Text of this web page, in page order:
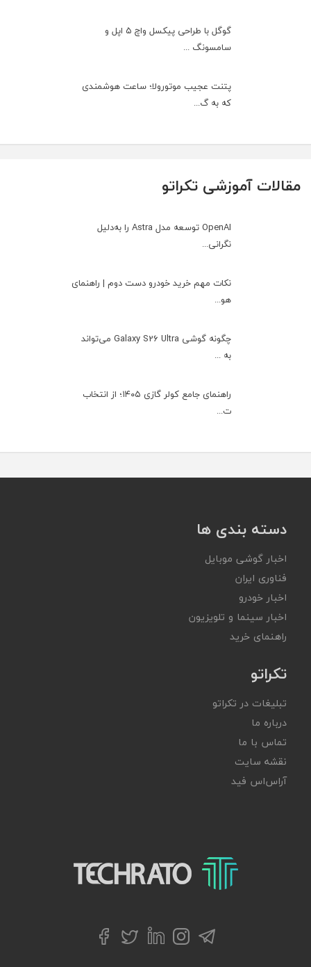
گوگل با طراحی پیکسل واچ ۵ اپل و
سامسونگ ...
پتنت عجیب موتورولا؛ ساعت هوشمندی
که به گ...
مقالات آموزشی تکراتو
OpenAI توسعه مدل Astra را به‌دلیل
نگرانی...
نکات مهم خرید خودرو دست دوم | راهنمای
هو...
چگونه گوشی Galaxy S26 Ultra می‌تواند
به ...
راهنمای جامع کولر گازی ۱۴۰۵؛ از انتخاب
ت...
دسته بندی ها
اخبار گوشی موبایل
فناوری ایران
اخبار خودرو
اخبار سینما و تلویزیون
راهنمای خرید
تکراتو
تبلیغات در تکراتو
درباره ما
تماس با ما
نقشه سایت
آر‌اس‌اس فید
تکراتو – زندگی با تکنولوژی
تلگراماینستاگرام
لینکداینتوییترفیسبوک